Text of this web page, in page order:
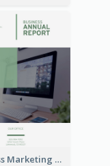
Business Marketing Reports